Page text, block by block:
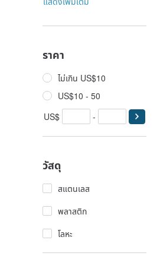
ราคา
ไม่เกิน US$10
US$10 - 50
US$
-
วัสดุ
สแตนเลส
พลาสติก
โลหะ